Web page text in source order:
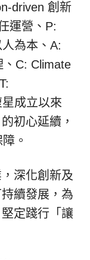
driven 創新
運營、P:
為本、A:
C: Climate
成立以來
初心延續，
。
深化創新及
續發展，為
定踐行「讓